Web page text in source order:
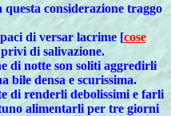
considerazione traggo
di versar lacrime [cose
di salivazione.
di notte son soliti aggredirli
bile densa e scurissima.
di renderli debolissimi e farli
alimentarli per tre giorni